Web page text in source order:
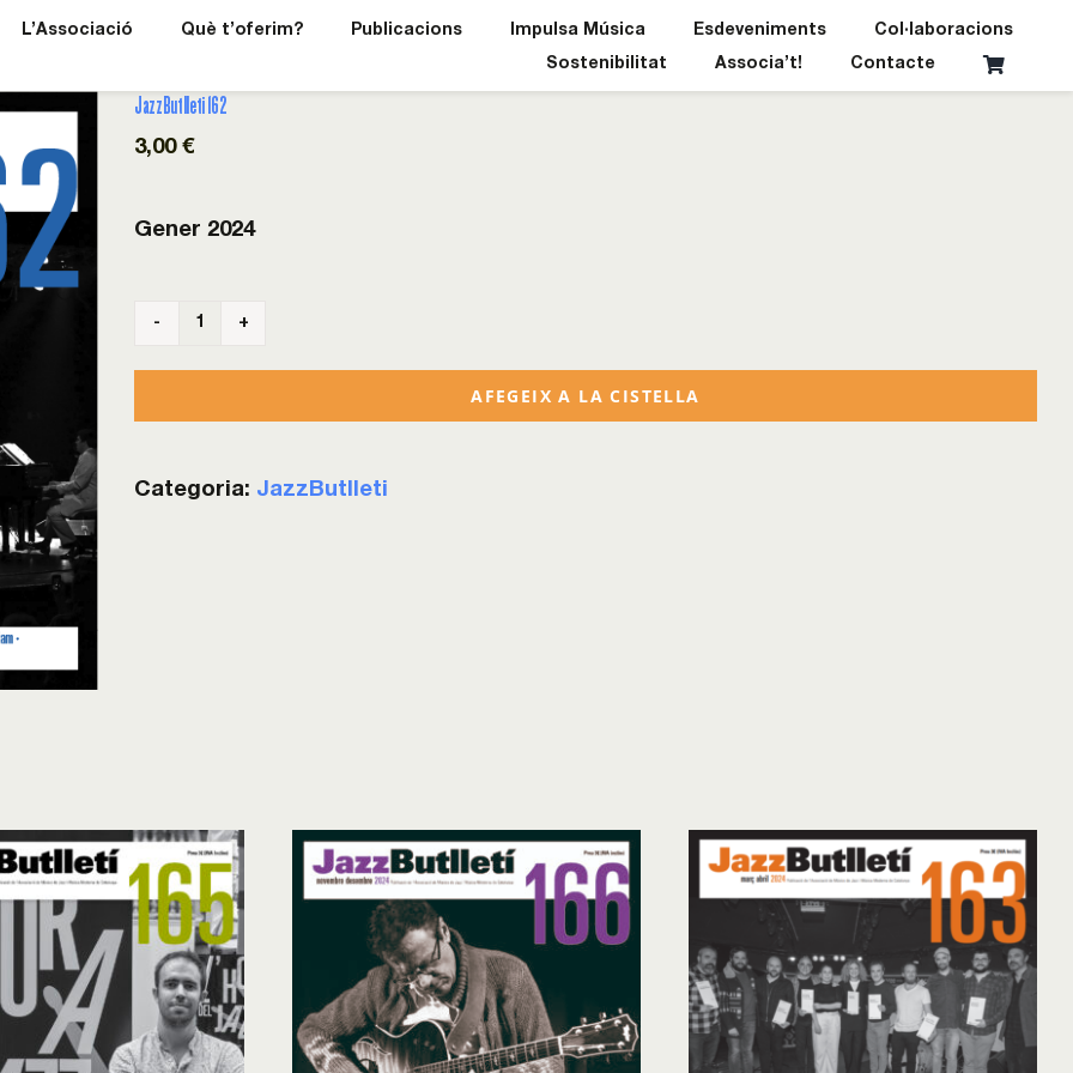
L’Associació Què t’oferim? Publicacions Impulsa Música Esdeveniments
Col·laboracions
Sostenibilitat
Associa’t! Contacte
JazzButlleti 162
3,00 €
Gener 2024
de
AFEGEIX A LA CISTELLA
Categoria: JazzButlleti